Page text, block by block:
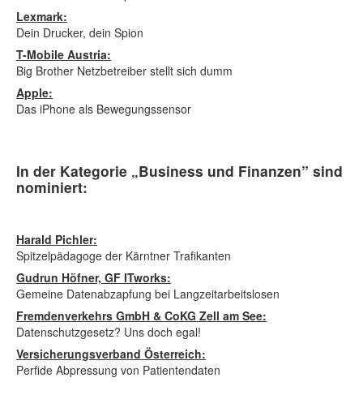
Lexmark:
Dein Drucker, dein Spion
T-Mobile Austria:
Big Brother Netzbetreiber stellt sich dumm
Apple:
Das iPhone als Bewegungssensor
In der Kategorie „Business und Finanzen” sind
nominiert:
Harald Pichler:
Spitzelpädagoge der Kärntner Trafikanten
Gudrun Höfner, GF ITworks:
Gemeine Datenabzapfung bei Langzeitarbeitslosen
Fremdenverkehrs GmbH & CoKG Zell am See:
Datenschutzgesetz? Uns doch egal!
Versicherungsverband Österreich:
Perfide Abpressung von Patientendaten